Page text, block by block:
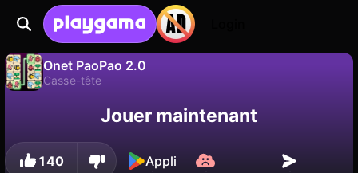
Onet PaoPao 2.0
Casse-tête
progression !
Non Enregistrer
Jouer maintenant
140 Appli